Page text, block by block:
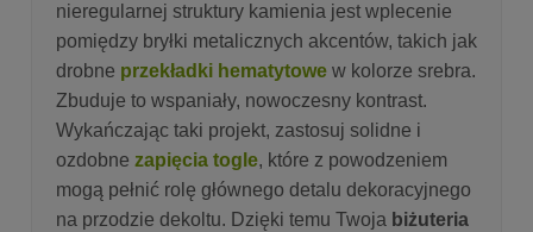
nieregularnej struktury kamienia jest wplecenie
pomiędzy bryłki metalicznych akcentów, takich jak
drobne przekładki hematytowe w kolorze srebra.
Zbuduje to wspaniały, nowoczesny kontrast.
Wykańczając taki projekt, zastosuj solidne i
ozdobne zapięcia togle, które z powodzeniem
mogą pełnić rolę głównego detalu dekoracyjnego
na przodzie dekoltu. Dzięki temu Twoja biżuteria